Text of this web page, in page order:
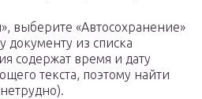
выберите «Автосохранение»
документу из списка
содержат время и дату
текста, поэтому найти